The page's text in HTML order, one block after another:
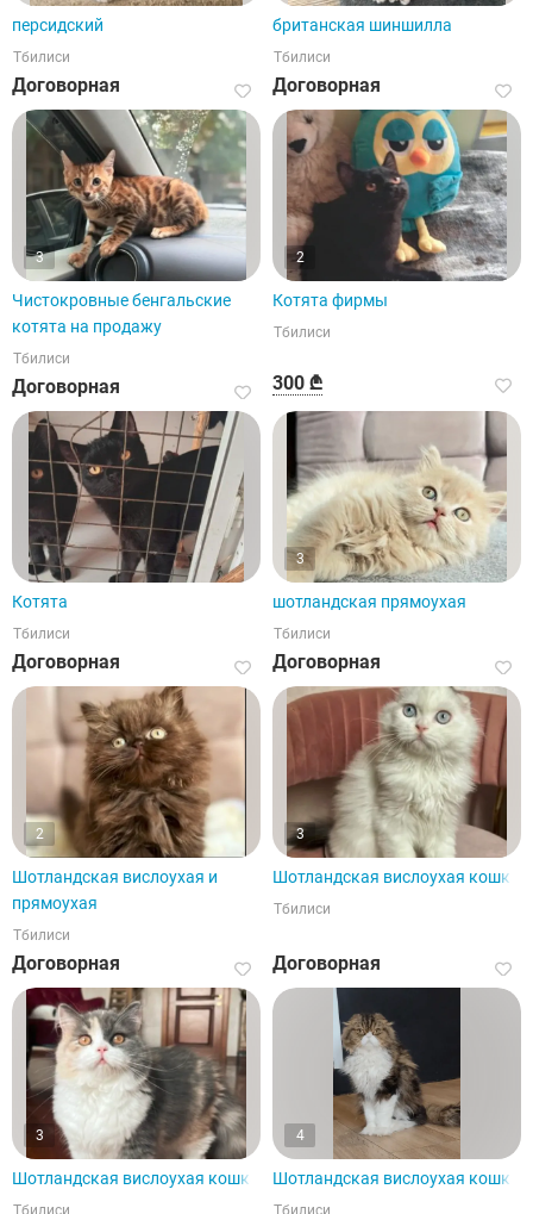
персидский
Тбилиси
Договорная
британская шиншилла
Тбилиси
Договорная
3
Чистокровные бенгальские
котята на продажу
Тбилиси
Договорная
2
Котята фирмы
Тбилиси
300 ₾
Котята
Тбилиси
Договорная
3
шотландская прямоухая
Тбилиси
Договорная
2
Шотландская вислоухая и
прямоухая
Тбилиси
Договорная
3
Шотландская вислоухая кошка
Тбилиси
Договорная
3
Шотландская вислоухая кошка
Тбилиси
4
Шотландская вислоухая кошка
Тбилиси